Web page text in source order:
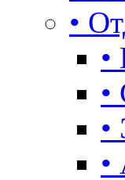
•
•
•
•
•